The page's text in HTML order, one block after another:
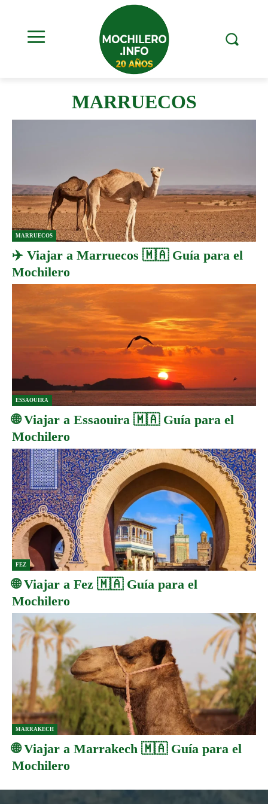
MARRUECOS
MARRUECOS
✈️ Viajar a Marruecos 🇲🇦 Guía para el
Mochilero
ESSAOUIRA
🌐 Viajar a Essaouira 🇲🇦 Guía para el
Mochilero
FEZ
🌐 Viajar a Fez 🇲🇦 Guía para el
Mochilero
MARRAKECH
🌐 Viajar a Marrakech 🇲🇦 Guía para el
Mochilero